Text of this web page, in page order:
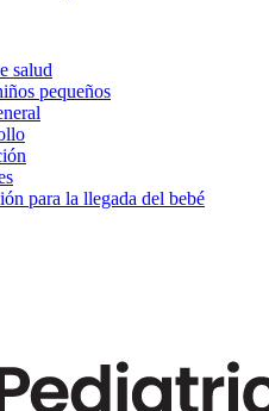
salud
pequeños
para la llegada del bebé